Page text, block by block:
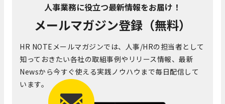
人事業務に役立つ最新情報をお届け！
メールマガジン登録（無料）
HR NOTEメールマガジンでは、人事/HRの担当者として
知っておきたい各社の取組事例やリリース情報、最新
Newsから今すぐ使える実践ノウハウまで毎日配信して
います。